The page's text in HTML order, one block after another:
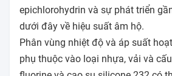
epichlorohydrin và sự phát triển
dưới đây về hiệu suất âm hộ.
Phân vùng nhiệt độ và áp suất
phụ thuộc vào loại nhựa, vải và